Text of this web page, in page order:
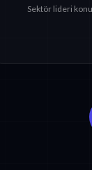
Sektör lideri